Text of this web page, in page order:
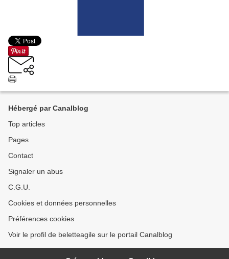
Hébergé par Canalblog
Top articles
Pages
Contact
Signaler un abus
C.G.U.
Cookies et données personnelles
Préférences cookies
Voir le profil de beletteagile sur le portail Canalblog